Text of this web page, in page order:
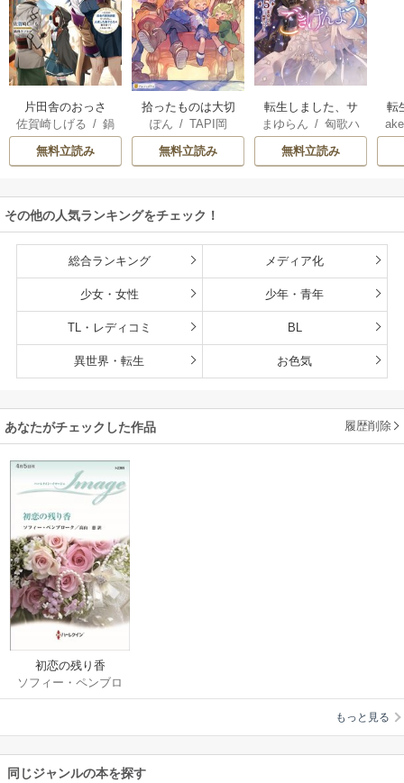
片田舎のおっさ
ん、剣聖になる
～ただの田舎の剣
術師範だったの
たちが俺を放って
くれない件～
佐賀崎しげる /鍋
島テツヒロ
無料立読み
拾ったものは大切
にしましょう ～子
狼に気に入られた
男の転移物語～
ぽん / TAPI岡
無料立読み
転生しました、サ
ラナ・キンジェで
す。ごきげんよ
う。
まゆらん /匈歌ハ
トリ
無料立読み
転
帝
その他の人気ランキングをチェック！
総合ランキング メディア化
少女・女性 少年・青年
TL・レディコミ BL
異世界・転生 お色気
あなたがチェックした作品 履歴削除
初恋の残り香
ソフィー・ペンブロ
ーク/高山恵
もっと見る
同じジャンルの本を探す